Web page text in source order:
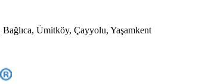
Ümitköy, Çayyolu, Yaşamkent